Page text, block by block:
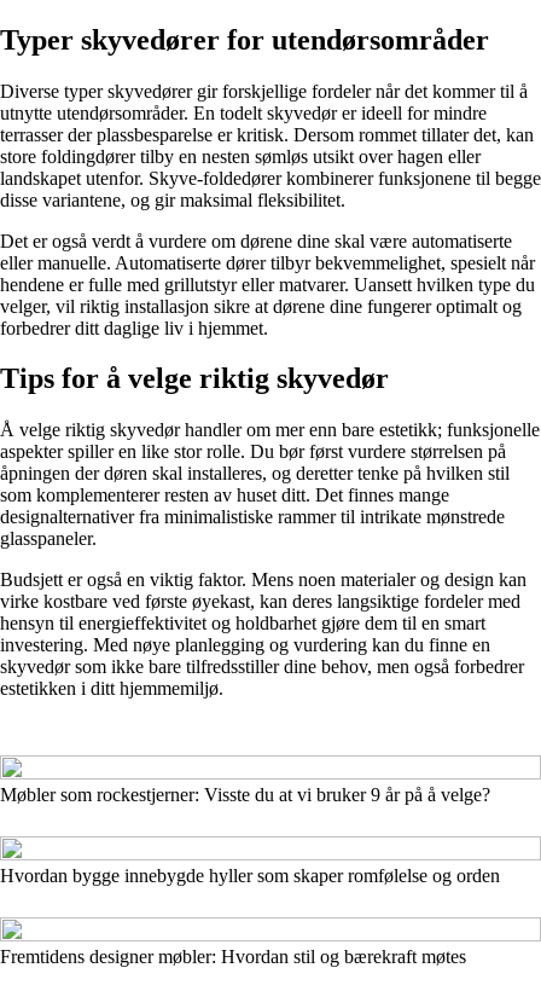
Typer skyvedører for utendørsområder
Diverse typer skyvedører gir forskjellige fordeler når det kommer til å
utnytte utendørsområder. En todelt skyvedør er ideell for mindre
terrasser der plassbesparelse er kritisk. Dersom rommet tillater det, kan
store foldingdører tilby en nesten sømløs utsikt over hagen eller
landskapet utenfor. Skyve-foldedører kombinerer funksjonene til begge
disse variantene, og gir maksimal fleksibilitet.
Det er også verdt å vurdere om dørene dine skal være automatiserte
eller manuelle. Automatiserte dører tilbyr bekvemmelighet, spesielt når
hendene er fulle med grillutstyr eller matvarer. Uansett hvilken type du
velger, vil riktig installasjon sikre at dørene dine fungerer optimalt og
forbedrer ditt daglige liv i hjemmet.
Tips for å velge riktig skyvedør
Å velge riktig skyvedør handler om mer enn bare estetikk; funksjonelle
aspekter spiller en like stor rolle. Du bør først vurdere størrelsen på
åpningen der døren skal installeres, og deretter tenke på hvilken stil
som komplementerer resten av huset ditt. Det finnes mange
designalternativer fra minimalistiske rammer til intrikate mønstrede
glasspaneler.
Budsjett er også en viktig faktor. Mens noen materialer og design kan
virke kostbare ved første øyekast, kan deres langsiktige fordeler med
hensyn til energieffektivitet og holdbarhet gjøre dem til en smart
investering. Med nøye planlegging og vurdering kan du finne en
skyvedør som ikke bare tilfredsstiller dine behov, men også forbedrer
estetikken i ditt hjemmemiljø.
Møbler som rockestjerner: Visste du at vi bruker 9 år på å velge?
Hvordan bygge innebygde hyller som skaper romfølelse og orden
Fremtidens designer møbler: Hvordan stil og bærekraft møtes